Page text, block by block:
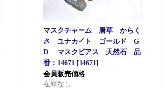
マスクチャーム 唐草 からく
さ ユナカイト ゴールド G
D マスクピアス 天然石 品
番：14671 [14671]
会員販売価格
在庫なし